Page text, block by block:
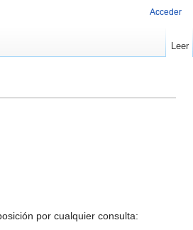
por cualquier consulta:
Acceder
Leer